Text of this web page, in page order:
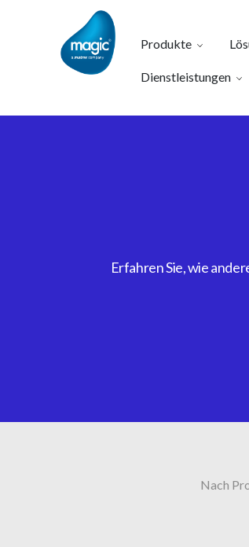
Produkte
Dienstleistungen
Erfahren Sie, wie
Nach